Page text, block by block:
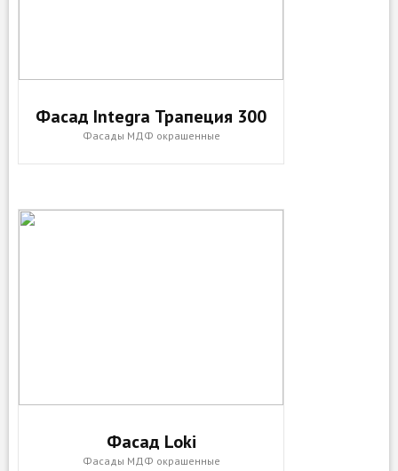
Фасад Integra Трапеция 300
Фасады МДФ окрашенные
Фасад Loki
Фасады МДФ окрашенные